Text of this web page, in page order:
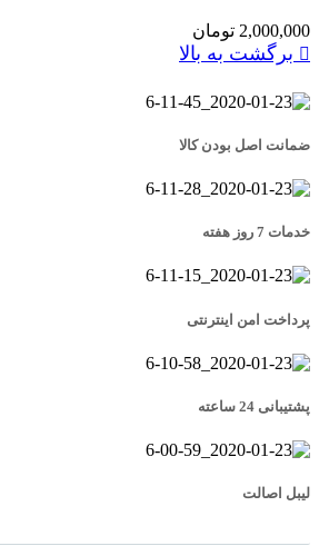
2,000,000 تومان
برگشت به بالا
ضمانت اصل بودن کالا
خدمات 7 روز هفته
پرداخت امن اینترنتی
پشتیبانی 24 ساعته
لیبل اصالت